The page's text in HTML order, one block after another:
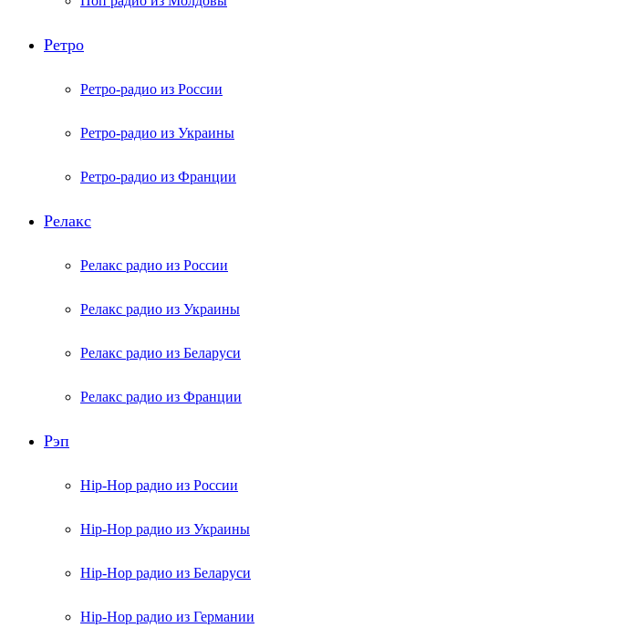
Ретро
Ретро-радио из России
Ретро-радио из Украины
Ретро-радио из Франции
Релакс
Релакс радио из России
Релакс радио из Украины
Релакс радио из Беларуси
Релакс радио из Франции
Рэп
Hip-Hop радио из России
Hip-Hop радио из Украины
Hip-Hop радио из Беларуси
Hip-Hop радио из Германии